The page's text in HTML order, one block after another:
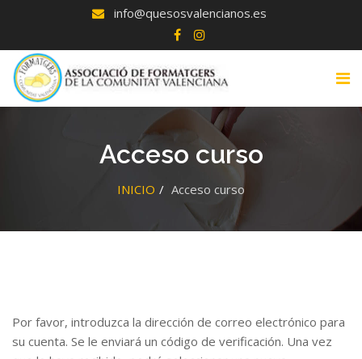
info@quesosvalencianos.es
Acceso curso
INICIO Acceso curso
Por favor, introduzca la dirección de correo electrónico para
su cuenta. Se le enviará un código de verificación. Una vez